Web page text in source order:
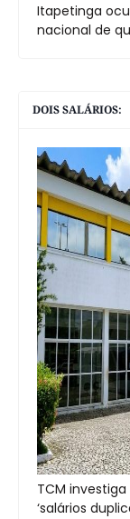
Itapetinga
nacional de
DOIS SALÁRIOS:
TCM
‘salários